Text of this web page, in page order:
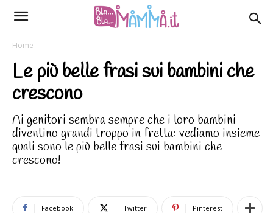
Home
Le più belle frasi sui bambini che
crescono
Ai genitori sembra sempre che i loro bambini
diventino grandi troppo in fretta: vediamo insieme
quali sono le più belle frasi sui bambini che
crescono!
Facebook Twitter Pinterest